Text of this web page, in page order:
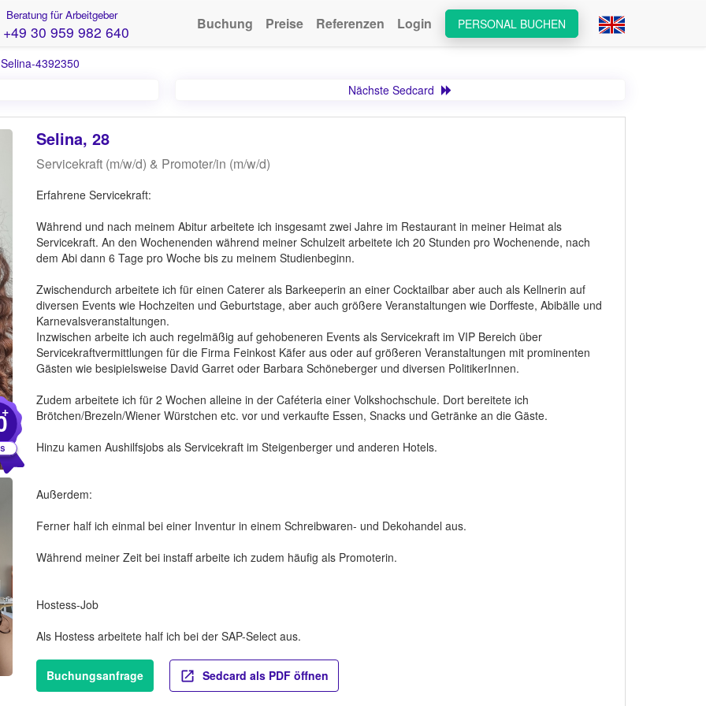
Beratung für Arbeitgeber
+49 30 959 982 640 PERSONAL BUCHEN
Buchung Preise Referenzen Login
Selina-4392350
Nächste Sedcard
+
Selina, 28
Servicekraft (m/w/d) & Promoter/in (m/w/d)
Erfahrene Servicekraft:
Während und nach meinem Abitur arbeitete ich insgesamt zwei Jahre im Restaurant in meiner Heimat als
Servicekraft. An den Wochenenden während meiner Schulzeit arbeitete ich 20 Stunden pro Wochenende, nach
dem Abi dann 6 Tage pro Woche bis zu meinem Studienbeginn.
Zwischendurch arbeitete ich für einen Caterer als Barkeeperin an einer Cocktailbar aber auch als Kellnerin auf
diversen Events wie Hochzeiten und Geburtstage, aber auch größere Veranstaltungen wie Dorffeste, Abibälle und
Karnevalsveranstaltungen.
Inzwischen arbeite ich auch regelmäßig auf gehobeneren Events als Servicekraft im VIP Bereich über
Servicekraftvermittlungen für die Firma Feinkost Käfer aus oder auf größeren Veranstaltungen mit prominenten
Gästen wie besipielsweise David Garret oder Barbara Schöneberger und diversen PolitikerInnen.
Zudem arbeitete ich für 2 Wochen alleine in der Caféteria einer Volkshochschule. Dort bereitete ich
Brötchen/Brezeln/Wiener Würstchen etc. vor und verkaufte Essen, Snacks und Getränke an die Gäste.
Hinzu kamen Aushilfsjobs als Servicekraft im Steigenberger und anderen Hotels.
Außerdem:
Ferner half ich einmal bei einer Inventur in einem Schreibwaren- und Dekohandel aus.
Während meiner Zeit bei instaff arbeite ich zudem häufig als Promoterin.
Hostess-Job
Als Hostess arbeitete half ich bei der SAP-Select aus.
Buchungsanfrage Sedcard als PDF öffnen